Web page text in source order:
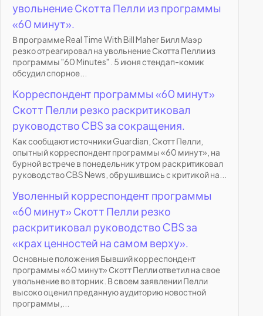
увольнение Скотта Пелли из программы
«60 минут».
В программе Real Time With Bill Maher Билл Маэр
резко отреагировал на увольнение Скотта Пелли из
программы "60 Minutes" . 5 июня стендап-комик
обсудил спорное...
Корреспондент программы «60 минут»
Скотт Пелли резко раскритиковал
руководство CBS за сокращения.
Как сообщают источники Guardian, Скотт Пелли,
опытный корреспондент программы «60 минут», на
бурной встрече в понедельник утром раскритиковал
руководство CBS News, обрушившись с критикой на...
Уволенный корреспондент программы
«60 минут» Скотт Пелли резко
раскритиковал руководство CBS за
«крах ценностей на самом верху».
Основные положения Бывший корреспондент
программы «60 минут» Скотт Пелли ответил на свое
увольнение во вторник. В своем заявлении Пелли
высоко оценил преданную аудиторию новостной
программы,...